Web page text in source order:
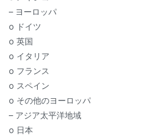
– ヨーロッパ
o ドイツ
o 英国
o イタリア
o フランス
o スペイン
o その他のヨーロッパ
– アジア太平洋地域
o 日本